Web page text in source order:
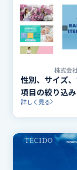
株式会
性別、サイズ
項目の絞り込
詳しく見る